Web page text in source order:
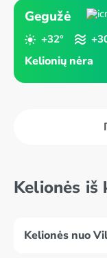
Gegužė
+32°
Kelionių nėra
Kelionės iš
Kelionės nuo